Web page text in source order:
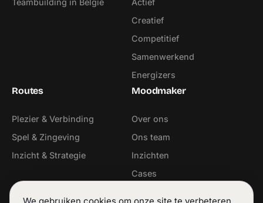
Teambuilding in België
Actief
Creatief
Competitief
Samenwerkend
Energizers
Routes
Plezier & Verbinding
Spel & Zingeving
Inzicht & Strategie
Moodmaker
Over ons
Ons team
Inzichten
Cases